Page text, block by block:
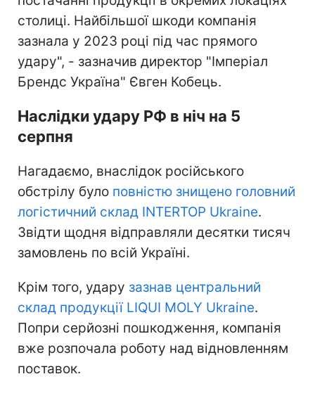
столиці. Найбільшої шкоди компанія
зазнала у 2023 році під час прямого
удару", - зазначив директор "Імперіал
Брендс Україна" Євген Кобець.
Наслідки удару РФ в ніч на 5
серпня
Нагадаємо, внаслідок російського
обстрілу було повністю знищено головний
логістичний склад INTERTOP Ukraine.
Звідти щодня відправляли десятки тисяч
замовлень по всій Україні.
Крім того, удару зазнав центральний
склад продукції LIQUI MOLY Ukraine.
Попри серйозні пошкодження, компанія
вже розпочала роботу над відновленням
поставок.